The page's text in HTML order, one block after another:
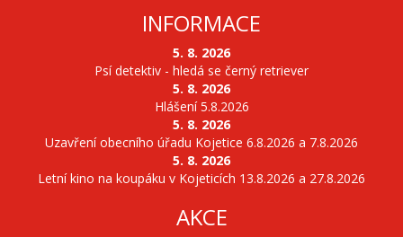
INFORMACE
5. 8. 2026
Psí detektiv - hledá se černý retriever
5. 8. 2026
Hlášení 5.8.2026
5. 8. 2026
Uzavření obecního úřadu Kojetice 6.8.2026 a 7.8.2026
5. 8. 2026
Letní kino na koupáku v Kojeticích 13.8.2026 a 27.8.2026
AKCE